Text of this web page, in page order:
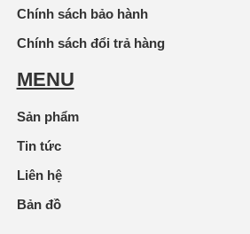
Chính sách bảo hành
Chính sách đổi trả hàng
MENU
Sản phẩm
Tin tức
Liên hệ
Bản đồ